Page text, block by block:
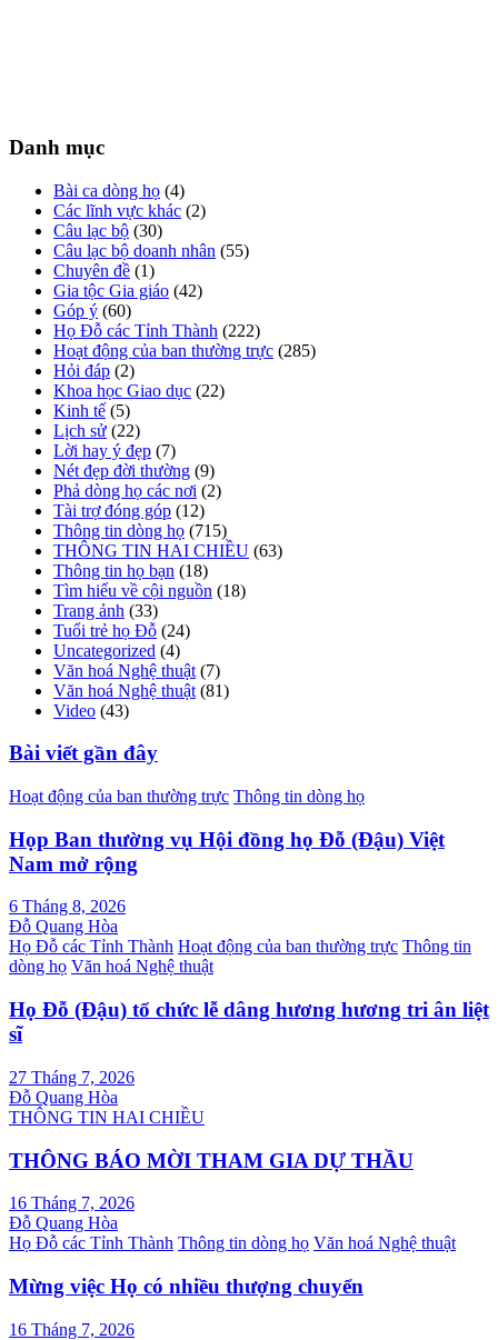
Danh mục
Bài ca dòng họ (4)
Các lĩnh vực khác (2)
Câu lạc bộ (30)
Câu lạc bộ doanh nhân (55)
Chuyên đề (1)
Gia tộc Gia giáo (42)
Góp ý (60)
Họ Đỗ các Tỉnh Thành (222)
Hoạt động của ban thường trực (285)
Hỏi đáp (2)
Khoa học Giao dục (22)
Kinh tế (5)
Lịch sử (22)
Lời hay ý đẹp (7)
Nét đẹp đời thường (9)
Phả dòng họ các nơi (2)
Tài trợ đóng góp (12)
Thông tin dòng họ (715)
THÔNG TIN HAI CHIỀU (63)
Thông tin họ bạn (18)
Tìm hiểu về cội nguồn (18)
Trang ảnh (33)
Tuổi trẻ họ Đỗ (24)
Uncategorized (4)
Văn hoá Nghệ thuật (7)
Văn hoá Nghệ thuật (81)
Video (43)
Bài viết gần đây
Hoạt động của ban thường trực Thông tin dòng họ
Họp Ban thường vụ Hội đồng họ Đỗ (Đậu) Việt
Nam mở rộng
6 Tháng 8, 2026
Đỗ Quang Hòa
Họ Đỗ các Tỉnh Thành Hoạt động của ban thường trực Thông tin
dòng họ Văn hoá Nghệ thuật
Họ Đỗ (Đậu) tổ chức lễ dâng hương hương tri ân liệt
sĩ
27 Tháng 7, 2026
Đỗ Quang Hòa
THÔNG TIN HAI CHIỀU
THÔNG BÁO MỜI THAM GIA DỰ THẦU
16 Tháng 7, 2026
Đỗ Quang Hòa
Họ Đỗ các Tỉnh Thành Thông tin dòng họ Văn hoá Nghệ thuật
Mừng việc Họ có nhiều thượng chuyển
16 Tháng 7, 2026